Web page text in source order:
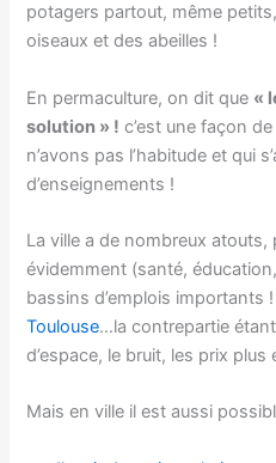
potagers partout, même
oiseaux et des abeilles !
En permaculture, on dit que «
solution » ! c’est une façon
n’avons pas l’habitude et qui
d’enseignements !
La ville a de nombreux
évidemment (santé,
bassins d’emplois importants
Toulouse…la contrepartie
d’espace, le bruit, les prix plus
Mais en ville il est aussi